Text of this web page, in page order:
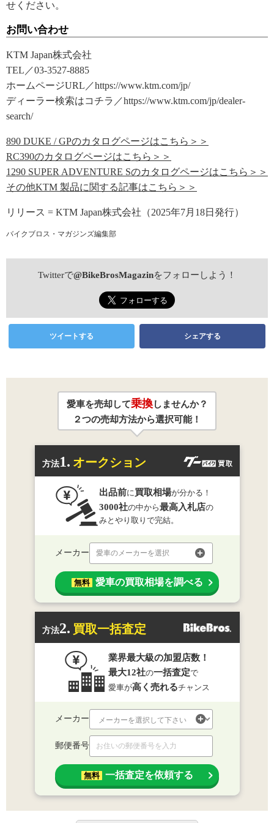
せください。
お問い合わせ
KTM Japan株式会社
TEL／03-3527-8885
ホームページURL／https://www.ktm.com/jp/
ディーラー検索はコチラ／https://www.ktm.com/jp/dealer-
search/
890 DUKE / GPのカタログページはこちら＞＞
RC390のカタログページはこちら＞＞
1290 SUPER ADVENTURE Sのカタログページはこちら＞＞
その他KTM 製品に関する記事はこちら＞＞
リリース = KTM Japan株式会社（2025年7月18日発行）
バイクブロス・マガジンズ編集部
Twitterで@BikeBrosMagazinをフォローしよう！
ツイートする シェアする
愛車を売却して乗換しませんか？
２つの売却方法から選択可能！
方法1. オークション
出品前に 買取相場が分かる！
3000社の中から最高入札店の
みとやり取りで完結。
メーカー 愛車のメーカーを選択
無料 愛車の買取相場を調べる
方法2. 買取一括査定
業界最大級の加盟店数！
最大12社の一括査定で
愛車が高く売れるチャンス
メーカー
郵便番号
無料 一括査定を依頼する